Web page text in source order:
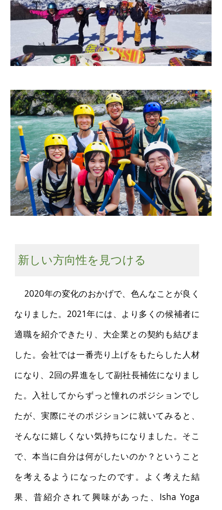
新しい方向性を見つける
2020年の変化のおかげで、色んなことが良く
なりました。2021年には、より多くの候補者に
適職を紹介できたり、大企業との契約も結びま
した。会社では一番売り上げをもたらした人材
になり、2回の昇進をして副社長補佐になりまし
た。入社してからずっと憧れのポジションでし
たが、実際にそのポジションに就いてみると、
そんなに嬉しくない気持ちになりました。そこ
で、本当に自分は何がしたいのか？ということ
を考えるようになったのです。よく考えた結
果、昔紹介されて興味があった、Isha Yoga